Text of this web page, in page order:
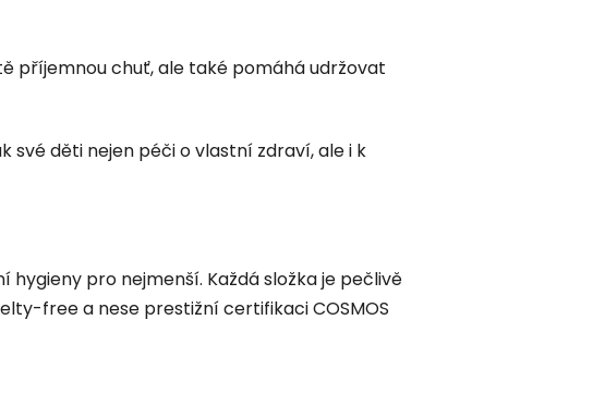
příjemnou chuť, ale také pomáhá udržovat
děti nejen péči o vlastní zdraví, ale i k
pro nejmenší. Každá složka je pečlivě
free a nese prestižní certifikaci COSMOS